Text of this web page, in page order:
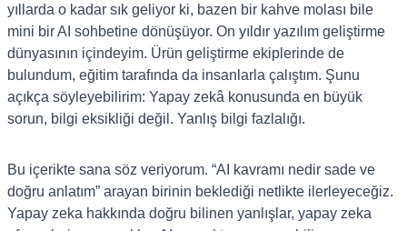
yıllarda o kadar sık geliyor ki, bazen bir kahve molası bile
mini bir AI sohbetine dönüşüyor. On yıldır yazılım geliştirme
dünyasının içindeyim. Ürün geliştirme ekiplerinde de
bulundum, eğitim tarafında da insanlarla çalıştım. Şunu
açıkça söyleyebilirim: Yapay zekâ konusunda en büyük
sorun, bilgi eksikliği değil. Yanlış bilgi fazlalığı.
Bu içerikte sana söz veriyorum. “AI kavramı nedir sade ve
doğru anlatım” arayan birinin beklediği netlikte ilerleyeceğiz.
Yapay zeka hakkında doğru bilinen yanlışlar, yapay zeka